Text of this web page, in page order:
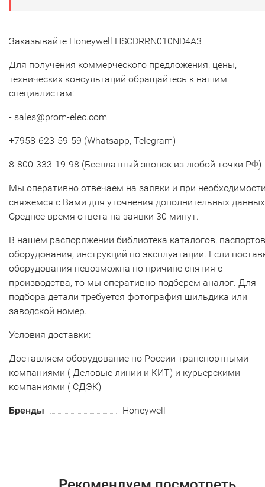
Заказывайте Honeywell HSCDRRN010ND4A3
Для получения коммерческого предложения, цены,
технических консультаций обращайтесь к нашим
специалистам:
- sales@prom-elec.com
+7958-623-59-59 (Whatsapp, Telegram)
8-800-333-19-98 (Бесплатный звонок из любой точки РФ)
Мы оперативно отвечаем на заявки и при
свяжемся с Вами для уточнения дополнительных
Среднее время ответа на заявки 30 минут.
В нашем распоряжении библиотека каталогов, паспортов
оборудования, инструкций по эксплуатации. Если
оборудования невозможна по причине снятия с
производства, то мы оперативно подберем аналог. Для
подбора детали требуется фотография шильдика или
заводской номер.
Условия доставки:
Доставляем оборудование по России транспортными
компаниями ( Деловые линии и КИТ) и курьерскими
компаниями ( СДЭК)
Бренды Honeywell